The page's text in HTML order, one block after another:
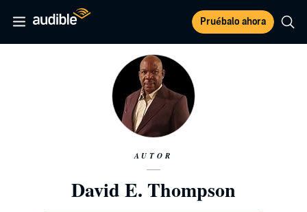
Pruébalo ahora
AUTOR
David E. Thompson